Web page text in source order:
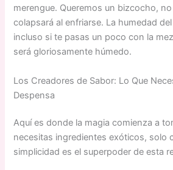
merengue. Queremos un bizcocho,
colapsará al enfriarse. La humedad
incluso si te pasas un poco con la
será gloriosamente húmedo.
Los Creadores de Sabor: Lo Que
Despensa
Aquí es donde la magia comienza a
necesitas ingredientes exóticos, solo
simplicidad es el superpoder de esta